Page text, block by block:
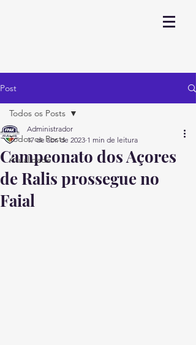
Post
Todos os Posts
Atualidade
Todos os Posts
Campeonato dos Açores
de Ralis prossegue no
Faial
Administrador
17 de abr. de 2023 1 min de leitura